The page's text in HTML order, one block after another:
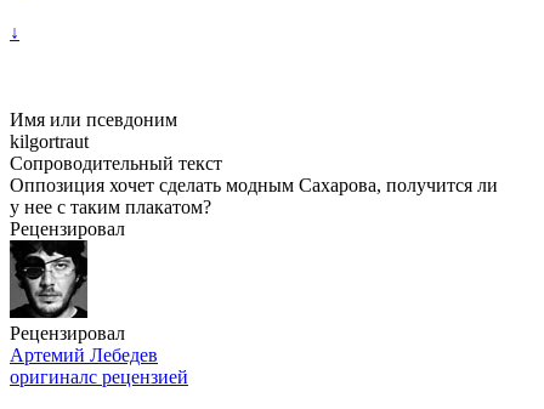
↓
Имя или псевдоним
kilgortraut
Сопроводительный текст
Оппозиция хочет сделать модным Сахарова, получится ли
у нее с таким плакатом?
Рецензировал
Рецензировал
Артемий Лебедев
оригиналс рецензией